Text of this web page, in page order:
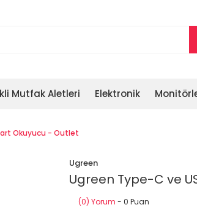
Mutfak Aletleri Elektronik
Okuyucu - Outlet
Ugreen
Ugreen Type-C ve
(0) Yorum - 0 Puan